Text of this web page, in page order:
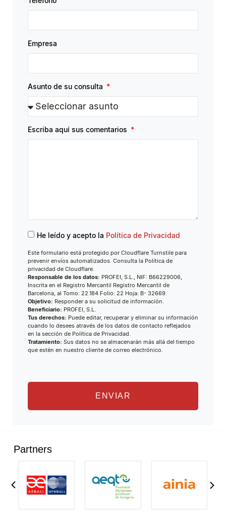
Empresa
Asunto de su consulta
Escriba aquí sus comentarios
He leído y acepto la Política de Privacidad
Este formulario está protegido por Cloudflare Turnstile para
prevenir envíos automatizados. Consulta la Política de
privacidad de Cloudflare.
Responsable de los datos: PROFEI, S.L., NIF: B66229006,
Inscrita en el Registro Mercantil Registro Mercantil de
Barcelona, al Tomo: 22.184 Folio: 22 Hoja: B- 32669.
Objetivo: Responder a su solicitud de información.
Beneficiario: PROFEI, S.L.
Tus derechos: Puede editar, recuperar y eliminar su información
cuando lo desees através de los datos de contacto reflejados
en la sección de Política de Privacidad.
Tratamiento: Sus datos no se almacenarán más allá del tiempo
que estén en nuestro cliente de correo electrónico.
ENVIAR
Partners